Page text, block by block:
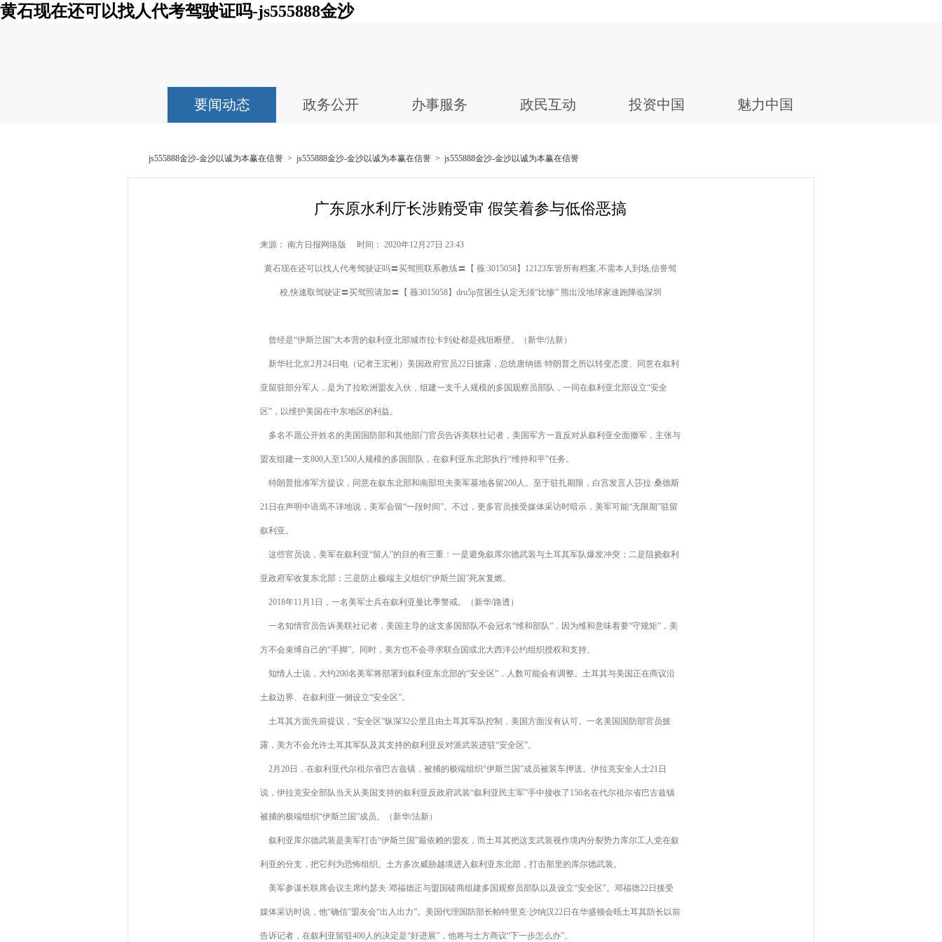
黄石现在还可以找人代考驾驶证吗-js555888金沙
要闻动态 政务公开 办事服务 政民互动 投资中国 魅力中国
js555888金沙-金沙以诚为本赢在信誉 > js555888金沙-金沙以诚为本赢在信誉 > js555888金沙-金沙以诚为本赢在信誉
广东原水利厅长涉贿受审 假笑着参与低俗恶搞
来源： 南方日报网络版 时间： 2020年12月27日 23:43
黄石现在还可以找人代考驾驶证吗〓买驾照联系教练〓【 薇:3015058】12123车管所有档案,不需本人到场,信誉驾
校,快速取驾驶证〓买驾照请加〓【 薇3015058】dru5p贫困生认定无须“比惨” 熊出没地球家速跑降临深圳
曾经是“伊斯兰国”大本营的叙利亚北部城市拉卡到处都是残垣断壁。（新华/法新）
新华社北京2月24日电（记者王宏彬）美国政府官员22日披露，总统唐纳德·特朗普之所以转变态度、同意在叙利
亚留驻部分军人，是为了拉欧洲盟友入伙，组建一支千人规模的多国观察员部队，一同在叙利亚北部设立“安全
区”，以维护美国在中东地区的利益。
多名不愿公开姓名的美国国防部和其他部门官员告诉美联社记者，美国军方一直反对从叙利亚全面撤军，主张与
盟友组建一支800人至1500人规模的多国部队，在叙利亚东北部执行“维持和平”任务。
特朗普批准军方提议，同意在叙东北部和南部坦夫美军基地各留200人。至于驻扎期限，白宫发言人莎拉·桑德斯
21日在声明中语焉不详地说，美军会留“一段时间”。不过，更多官员接受媒体采访时暗示，美军可能“无限期”驻留
叙利亚。
这些官员说，美军在叙利亚“留人”的目的有三重：一是避免叙库尔德武装与土耳其军队爆发冲突；二是阻挠叙利
亚政府军收复东北部；三是防止极端主义组织“伊斯兰国”死灰复燃。
2018年11月1日，一名美军士兵在叙利亚曼比季警戒。（新华/路透）
一名知情官员告诉美联社记者，美国主导的这支多国部队不会冠名“维和部队”，因为维和意味着要“守规矩”，美
方不会束缚自己的“手脚”。同时，美方也不会寻求联合国或北大西洋公约组织授权和支持。
知情人士说，大约200名美军将部署到叙利亚东北部的“安全区”，人数可能会有调整。土耳其与美国正在商议沿
土叙边界、在叙利亚一侧设立“安全区”。
土耳其方面先前提议，“安全区”纵深32公里且由土耳其军队控制，美国方面没有认可。一名美国国防部官员披
露，美方不会允许土耳其军队及其支持的叙利亚反对派武装进驻“安全区”。
2月20日，在叙利亚代尔祖尔省巴古兹镇，被捕的极端组织“伊斯兰国”成员被装车押送。伊拉克安全人士21日
说，伊拉克安全部队当天从美国支持的叙利亚反政府武装“叙利亚民主军”手中接收了150名在代尔祖尔省巴古兹镇
被捕的极端组织“伊斯兰国”成员。（新华/法新）
叙利亚库尔德武装是美军打击“伊斯兰国”最依赖的盟友，而土耳其把这支武装视作境内分裂势力库尔工人党在叙
利亚的分支，把它列为恐怖组织。土方多次威胁越境进入叙利亚东北部，打击那里的库尔德武装。
美军参谋长联席会议主席约瑟夫·邓福德正与盟国磋商组建多国观察员部队以及设立“安全区”。邓福德22日接受
媒体采访时说，他“确信”盟友会“出人出力”。美国代理国防部长帕特里克·沙纳汉22日在华盛顿会晤土耳其防长以前
告诉记者，在叙利亚留驻400人的决定是“好进展”，他将与土方商议“下一步怎么办”。